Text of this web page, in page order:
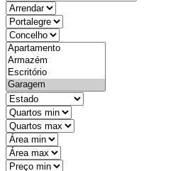
objective
districtId
countyId
types
state
mintypo
maxtypo
minarea
maxarea
minprice